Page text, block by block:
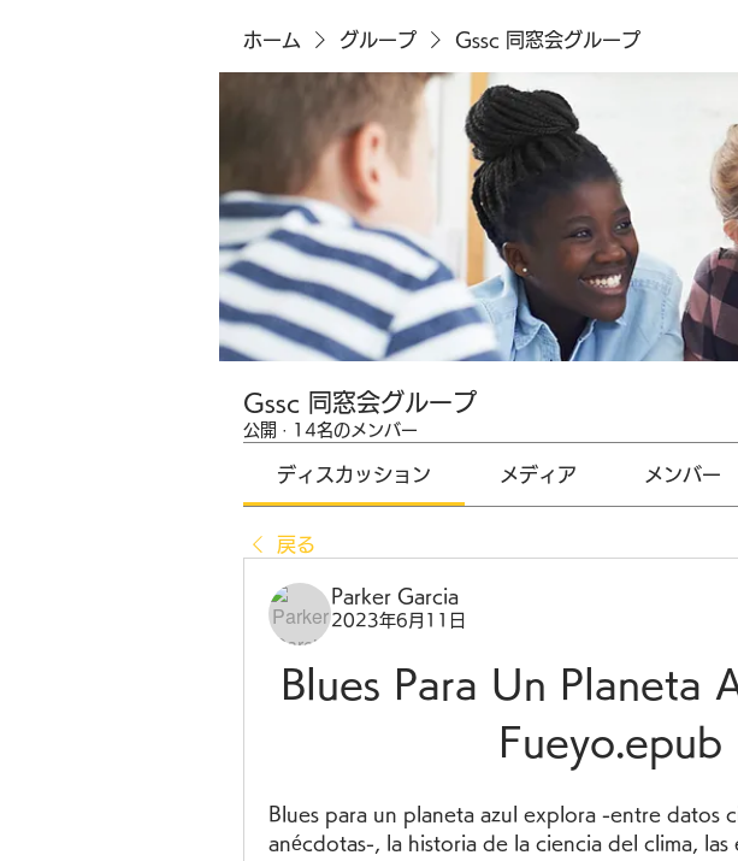
ホーム グループ Gssc 同窓会グループ
Gssc 同窓会グループ
公開 · 14名のメンバー
ディスカッション メディア メンバー
戻る
Parker Garcia
2023年6月11日
Blues Para Un Planeta
Fueyo.epub
Blues para un planeta azul explora -entre datos
anécdotas-, la historia de la ciencia del clima, las